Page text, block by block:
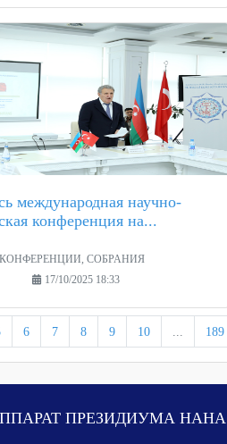
международная научно-
конференция на...
КОНФЕРЕНЦИИ, СОБРАНИЯ
17/10/2025 18:33
6 7 8 9 10 189
ПРЕЗИДИУМА НАНА